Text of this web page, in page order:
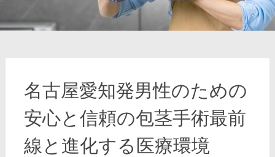
名古屋愛知発男性のための
安心と信頼の包茎手術最前
線と進化する医療環境